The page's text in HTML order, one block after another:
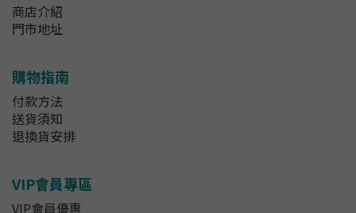
商店介紹
門市地址
購物指南
付款方法
送貨須知
退換貨安排
VIP會員專區
VIP會員優惠